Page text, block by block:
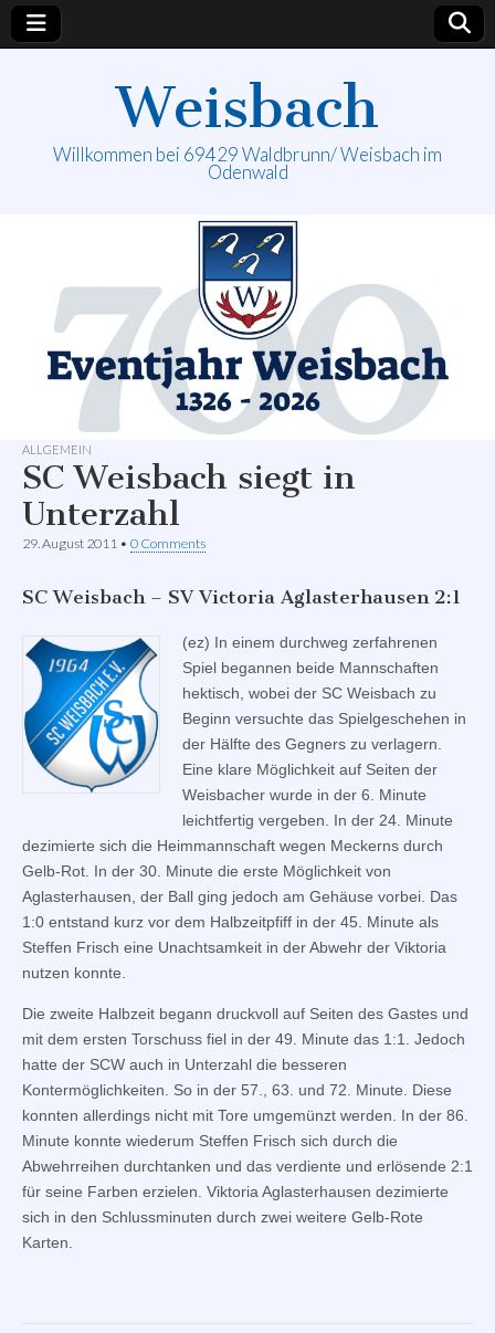
Weisbach
Willkommen bei 69429 Waldbrunn/ Weisbach im
Odenwald
ALLGEMEIN
SC Weisbach siegt in
Unterzahl
29. August 2011 • 0 Comments
SC Weisbach – SV Victoria Aglasterhausen 2:1
(ez) In einem durchweg zerfahrenen
Spiel begannen beide Mannschaften
hektisch, wobei der SC Weisbach zu
Beginn versuchte das Spielgeschehen in
der Hälfte des Gegners zu verlagern.
Eine klare Möglichkeit auf Seiten der
Weisbacher wurde in der 6. Minute
leichtfertig vergeben. In der 24. Minute
dezimierte sich die Heimmannschaft wegen Meckerns durch
Gelb-Rot. In der 30. Minute die erste Möglichkeit von
Aglasterhausen, der Ball ging jedoch am Gehäuse vorbei. Das
1:0 entstand kurz vor dem Halbzeitpfiff in der 45. Minute als
Steffen Frisch eine Unachtsamkeit in der Abwehr der Viktoria
nutzen konnte.
Die zweite Halbzeit begann druckvoll auf Seiten des Gastes und
mit dem ersten Torschuss fiel in der 49. Minute das 1:1. Jedoch
hatte der SCW auch in Unterzahl die besseren
Kontermöglichkeiten. So in der 57., 63. und 72. Minute. Diese
konnten allerdings nicht mit Tore umgemünzt werden. In der 86.
Minute konnte wiederum Steffen Frisch sich durch die
Abwehrreihen durchtanken und das verdiente und erlösende 2:1
für seine Farben erzielen. Viktoria Aglasterhausen dezimierte
sich in den Schlussminuten durch zwei weitere Gelb-Rote
Karten.